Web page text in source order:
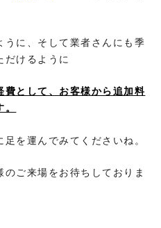
うに、そして業者さんにも季
だけるように
費として、お客様から追加料
を運んでみてくださいね。
ご来場をお待ちしておりま